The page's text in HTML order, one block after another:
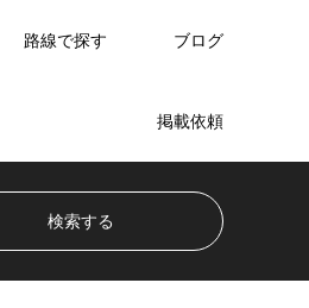
路線で探す ブログ
掲載依頼